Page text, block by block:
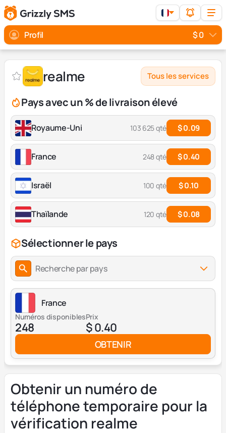
Profil $ 0
realme Tous les services
Pays avec un % de livraison élevé
Royaume-Uni 103 625 qté $ 0.09
France 248 qté $ 0.40
Israël 100 qté $ 0.10
Thaïlande 120 qté $ 0.08
Sélectionner le pays
Recherche par pays
France
Numéros disponibles
248
Prix
$ 0.40
OBTENIR
Obtenir un numéro de
téléphone temporaire pour la
vérification realme